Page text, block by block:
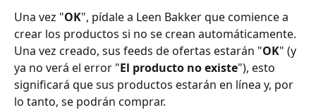
Una vez "OK", pídale a Leen Bakker que comience a
crear los productos si no se crean automáticamente.
Una vez creado, sus feeds de ofertas estarán "OK" (y
ya no verá el error "El producto no existe"), esto
significará que sus productos estarán en línea y, por
lo tanto, se podrán comprar.